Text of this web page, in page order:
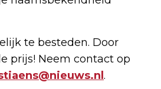
te besteden. Door
prijs! Neem contact op
.